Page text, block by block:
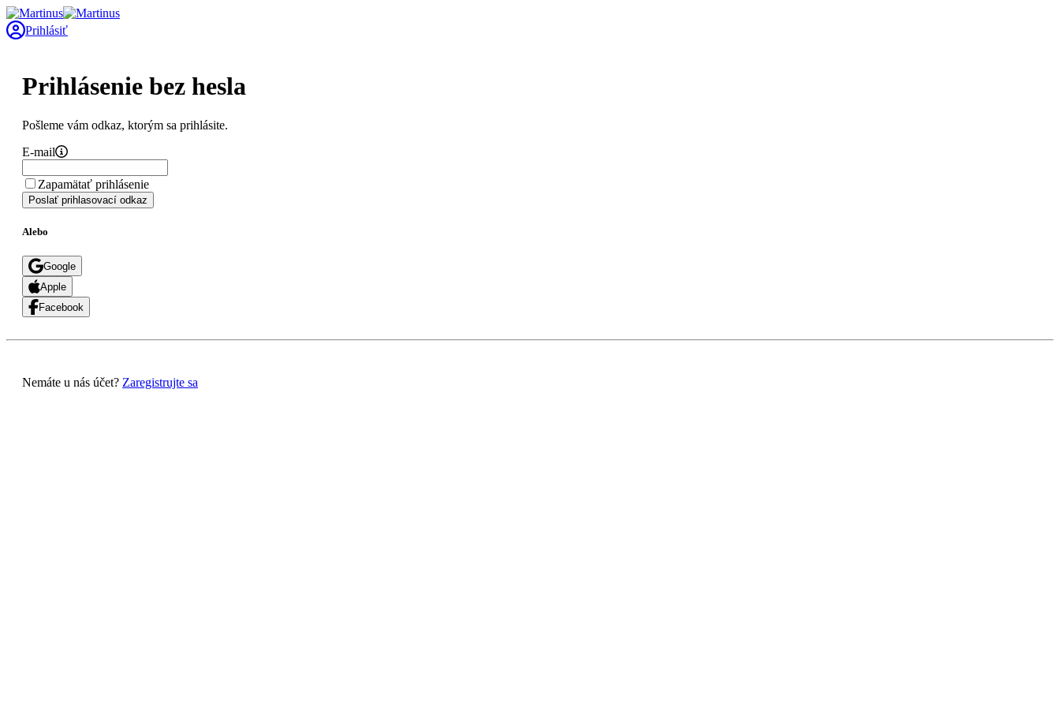
Prihlásiť
Prihlásenie bez hesla
Pošleme vám odkaz, ktorým sa prihlásite.
E-mail
Zapamätať prihlásenie
Poslať prihlasovací odkaz
Alebo
Google
Apple
Facebook
Nemáte u nás účet? Zaregistrujte sa